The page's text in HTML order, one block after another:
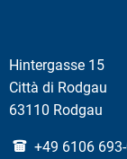
Hintergasse 15
Città di Rodgau
63110 Rodgau
+49 6106